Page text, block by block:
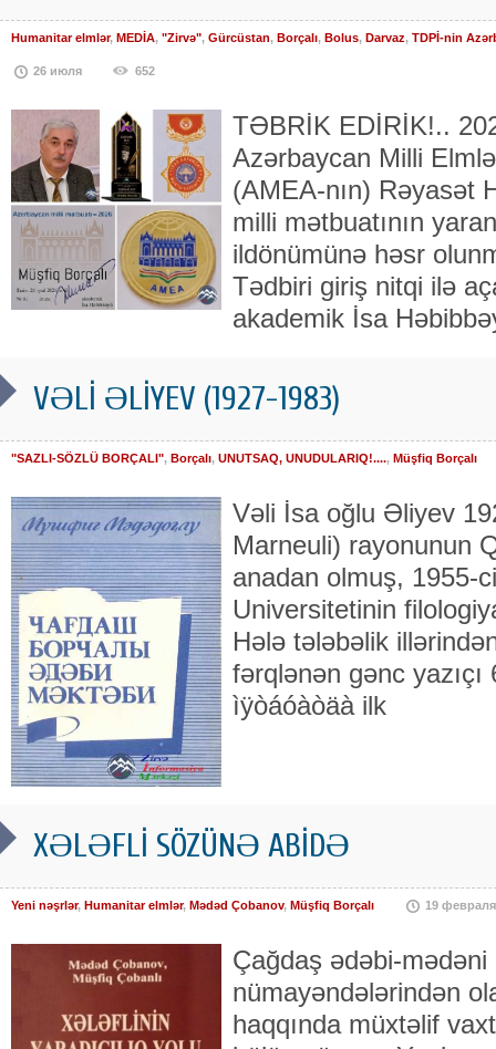
Humanitar elmlər, MEDİA, "Zirvə", Gürcüstan, Borçalı, Bolus, Darvaz, TDPİ-nin
26 июля 652
TƏBRİK EDİRİK!..
Azərbaycan Milli
(AMEA-nın) Rəyasət
milli mətbuatının
ildönümünə həsr
Tədbiri giriş nitqi ilə
akademik İsa
VƏLİ ƏLİYEV (1927-1983)
"SAZLI-SÖZLÜ BORÇALI", Borçalı, UNUTSAQ, UNUDULARIQ!...., Müşfiq Borçalı
Vəli İsa oğlu Əliyev
Mar­neuli) rayonunun
anadan olmuş, 1955-
Uni­versitetinin
Hələ tələbəlik
fərqlənən gənc
ìÿòáóàòäà ilk
XƏLƏFLİ SÖZÜNƏ ABİDƏ
Yeni nəşrlər, Humanitar elmlər, Mədəd Çobanov, Müşfiq Borçalı 19 февраля
Çağdaş ədəbi-
nümayəndələrindən
haqqında müxtəlif